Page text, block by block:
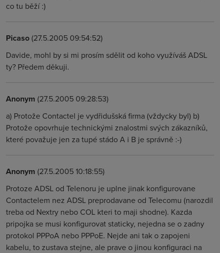
co tu běží :)
Picaso(27.5.2005 09:54:52)
Davide, mohl by si mi prosím sdělit od koho využíváš ADSL
ty? Předem děkuji.
Anonym (27.5.2005 09:28:53)
a) Protože Contactel je vydřidušská firma (vždycky byl) b)
Protože opovrhuje technickými znalostmi svých zákazníků,
které považuje jen za tupé stádo A i B je správně :-)
Anonym (27.5.2005 10:18:55)
Protoze ADSL od Telenoru je uplne jinak konfigurovane
Contactelem nez ADSL preprodavane od Telecomu (narozdil
treba od Nextry nebo COL kteri to maji shodne). Kazda
pripojka se musi konfigurovat staticky, nejedna se o zadny
protokol PPPoA nebo PPPoE. Nejde ani tak o zapojeni
kabelu, to zustava stejne, ale prave o jinou konfiguraci na